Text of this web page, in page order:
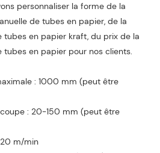
personnaliser la forme de la
de tubes en papier, de la
en papier kraft, du prix de la
en papier pour nos clients.
: 1000 mm (peut être
: 20-150 mm (peut être
m/min